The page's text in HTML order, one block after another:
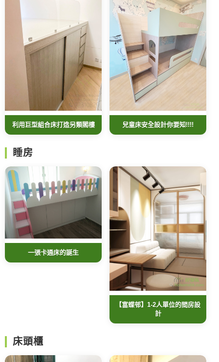
利用巨型組合床打造另類閣樓 兒童床安全設計你要知!!!!
睡房
一張卡通床的誕生
【富蝶邨】1-2人單位的間房設
計
床頭櫃